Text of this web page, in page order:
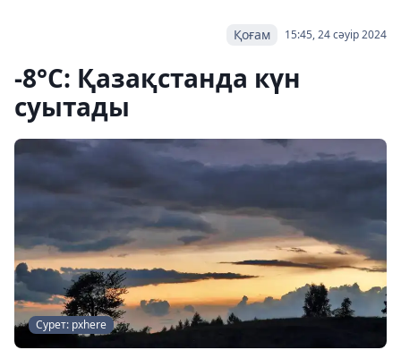
15:45, 24 сәуір 2024
Қоғам
-8°C: Қазақстанда күн
суытады
Сурет: pxhere